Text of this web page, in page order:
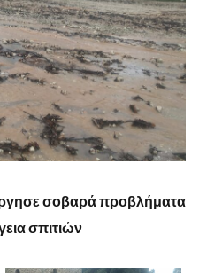
σοβαρά προβλήματα
σπιτιών